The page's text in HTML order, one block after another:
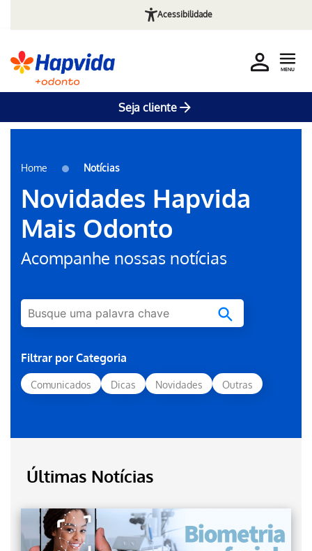
Acessibilidade
Seja cliente
MENU
Home Notícias
Novidades Hapvida
Mais Odonto
Acompanhe nossas notícias
Filtrar por Categoria
Comunicados Dicas Novidades Outras
Últimas Notícias